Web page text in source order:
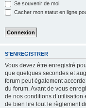
Se souvenir de moi
Cacher mon statut en ligne
S’ENREGISTRER
Vous devez être enregistré
que quelques secondes et
forum peut également
du forum. Avant de vous
de nos conditions
de bien lire tout le règlement